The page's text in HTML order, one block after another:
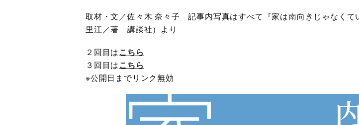
取材・文／佐々木 奈々子 記事内写真はすべて『家は南向きじゃなくて
里江／著 講談社）より
２回目はこちら
３回目はこちら
※公開日までリンク無効